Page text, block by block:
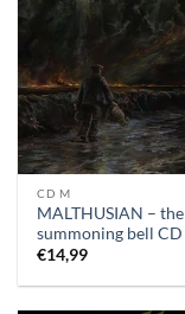
CD M
MALTHUSIAN – the
summoning bell CD
€14,99